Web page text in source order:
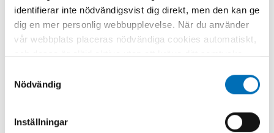
identifierar inte nödvändigsvist dig direkt, men den kan ge
dig en mer personlig webbupplevelse. När du använder
vår webbplats placeras nödvändiga cookies automatiskt,
och dessa är alltid aktiva utan att kräva ditt samtycke.
använda webbplatsen och dess funktioner. Vi respekterar
din integritet, och du kan välja vilka ytterligare cookies
oklassificerade) du vill acceptera. Klicka på de olika
Nödvändig
Inställningar